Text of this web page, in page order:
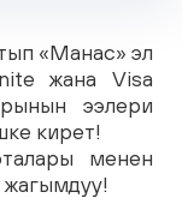
«Манас» эл
жана Visa
ээлери
кирет!
менен
жагымдуу!